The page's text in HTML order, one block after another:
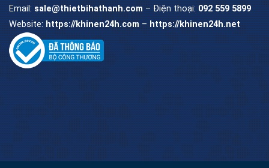
Email:sale@thietbihathanh.com– Điện thoại: 092 559 5899
Website: https://khinen24h.com–https://khinen24h.net
Máy
nén
khí
piston
Máy
sấy
khí
Bình
chứa
nén
Bộ
lọc
khí
nén
Lọc
dầu
máy
trục
vít
Lọc
khí
máy
trục
vít
Lọc
tách
máy
trục
vít
Van
khí
nén